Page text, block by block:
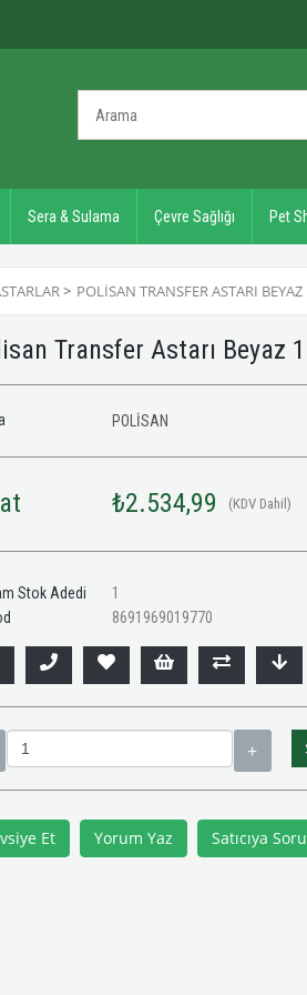
Sera & Sulama Çevre Sağlığı Pet
> POLISAN TRANSFER ASTARI
Transfer Astarı Beyaz
POLİSAN
₺2.534,99 (KDV Dahil)
Stok Adedi
1
8691969019770
Et Yorum Yaz Satıcıya